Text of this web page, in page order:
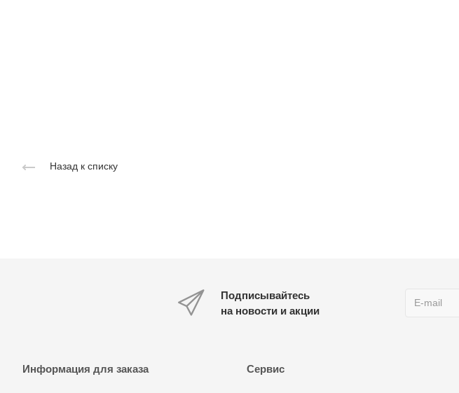
Назад к списку
Подписывайтесь
на новости и акции
Информация для заказа Сервис